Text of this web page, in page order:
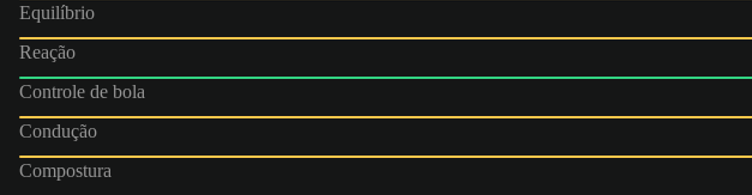
Equilíbrio
Reação
Controle de bola
Condução
Compostura